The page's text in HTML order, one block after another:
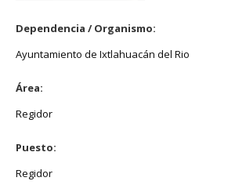
Dependencia / Organismo:
Ayuntamiento de Ixtlahuacán del Rio
Área:
Regidor
Puesto:
Regidor